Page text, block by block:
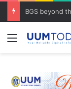
Menu